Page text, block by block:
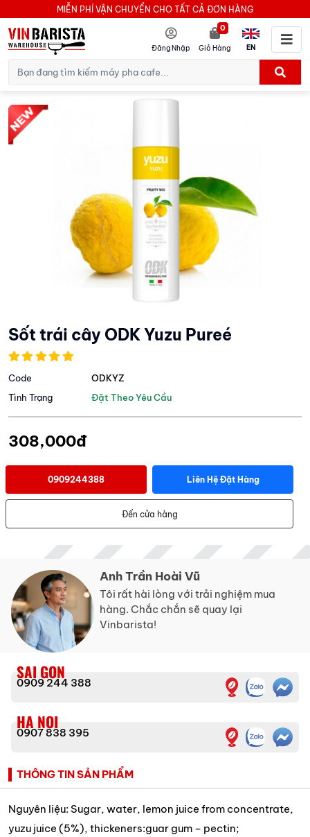
MIỄN PHÍ VẬN CHUYỂN CHO TẤT CẢ ĐƠN HÀNG
Đăng Nhập Giỏ Hàng
0
EN
Sốt trái cây ODK Yuzu Pureé
Tình Trạng Đặt Theo Yêu Cầu
Code ODKYZ
308,000đ
0909244388 Liên Hệ Đặt Hàng
Đến cửa hàng
Anh Trần Hoài Vũ
Tôi rất hài lòng với trải nghiệm mua
hàng. Chắc chắn sẽ quay lại
Vinbarista!
SAI GON
0909 244 388
HA NOI
0907 838 395
THÔNG TIN SẢN PHẨM
Nguyên liệu: Sugar, water, lemon juice from concentrate,
yuzu juice (5%), thickeners:guar gum – pectin;